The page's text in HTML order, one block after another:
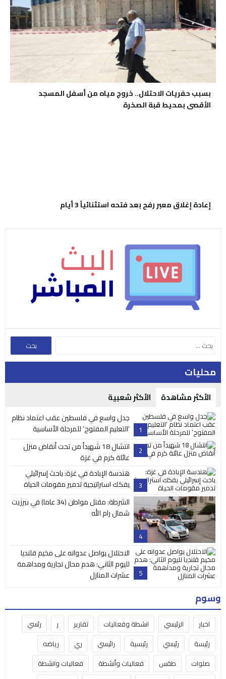
بسبب حفريات الاحتلال.. خروج مياه من أسفل المسجد
الأقصى بمحيط قبة الصخرة
إعادة إغلاق معبر رفح بعد فتحه استثنائياً 3 أيام
محليات
الأكثر مشاهدة الأكثر شعبية
1
جدل واسع في فلسطين عقب اعتماد نظام
‘التعليم المفتوح’ للمرحلة الأساسية
2
انتشال 18 شهيداً من تحت أنقاض منزل
عائلة كرم في غزة
3
هندسة الإبادة في غزة: باحث إسرائيلي
يفكك استراتيجية تدمير مقومات الحياة
4
الشرطة: مقتل مواطن (34 عاما) في بيرزيت
شمال رام الله
5
الاحتلال يواصل عدوانه على مخيم قلنديا
لليوم الثاني: هدم محال تجارية ومداهمة
عشرات المنازل
وسوم
اخبار الرئيسي انشطة وفعاليات تقارير ر
رئسي
رئيسة
رئيسي رئيسية رائيسي ري
رياضه
صلوات
طقس فعاليات وأنشطة
فعاليات وانشطة